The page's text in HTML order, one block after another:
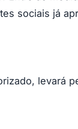
sociais já
levará